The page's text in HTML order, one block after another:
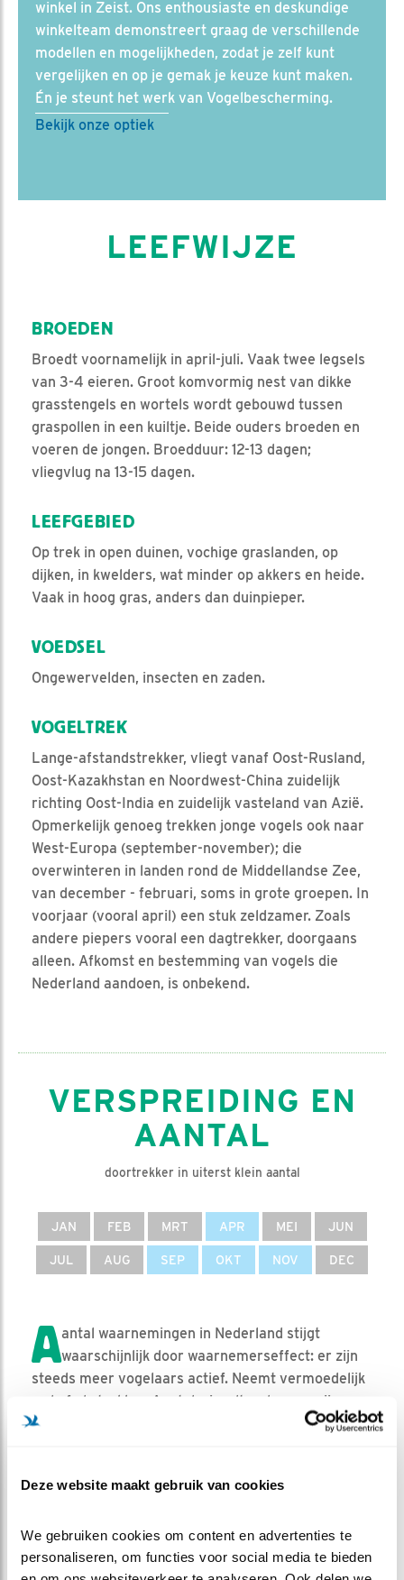
Deze website maakt gebruik van cookies
We gebruiken cookies om content en advertenties te
personaliseren, om functies voor social media te bieden
winkel in Zeist. Ons enthousiaste en deskundige
winkelteam demonstreert graag de verschillende
modellen en mogelijkheden, zodat je zelf kunt
vergelijken en op je gemak je keuze kunt maken.
Én je steunt het werk van Vogelbescherming.
Bekijk onze optiek
LEEFWIJZE
BROEDEN
Broedt voornamelijk in april-juli. Vaak twee legsels
van 3-4 eieren. Groot komvormig nest van dikke
grasstengels en wortels wordt gebouwd tussen
graspollen in een kuiltje. Beide ouders broeden en
voeren de jongen. Broedduur: 12-13 dagen;
vliegvlug na 13-15 dagen.
LEEFGEBIED
Op trek in open duinen, vochige graslanden, op
dijken, in kwelders, wat minder op akkers en heide.
Vaak in hoog gras, anders dan duinpieper.
VOEDSEL
Ongewervelden, insecten en zaden.
VOGELTREK
Lange-afstandstrekker, vliegt vanaf Oost-Rusland,
Oost-Kazakhstan en Noordwest-China zuidelijk
richting Oost-India en zuidelijk vasteland van Azië.
Opmerkelijk genoeg trekken jonge vogels ook naar
West-Europa (september-november); die
overwinteren in landen rond de Middellandse Zee,
van december - februari, soms in grote groepen. In
voorjaar (vooral april) een stuk zeldzamer. Zoals
andere piepers vooral een dagtrekker, doorgaans
alleen. Afkomst en bestemming van vogels die
Nederland aandoen, is onbekend.
VERSPREIDING EN
AANTAL
doortrekker in uiterst klein aantal
JAN FEB MRT APR MEI JUN
JUL AUG SEP OKT NOV DEC
Aantal waarnemingen in Nederland stijgt
waarschijnlijk door waarnemerseffect: er zijn
steeds meer vogelaars actief. Neemt vermoedelijk
wel af als trekker. Aantal wisselt wel, soms zijn er
uitgesproken goede of slechte jaren.
Geschat maximum
aantal overwinteraars
5-10 (2012/13-2014/15)